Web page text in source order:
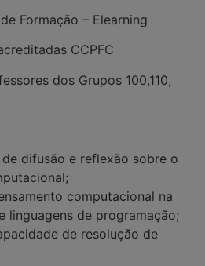
Formação – Elearning
CCPFC
dos Grupos 100,110,
difusão e reflexão sobre o
computacional na
linguagens de programação;
de resolução de